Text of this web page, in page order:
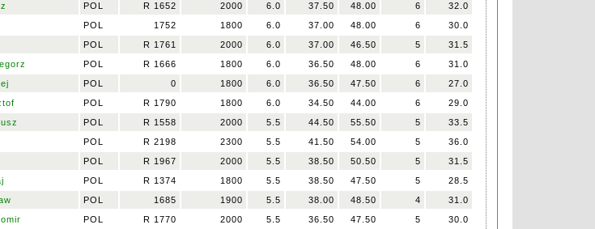
POL R 1652 2000 6.0 37.50 48.00 6
32.0
POL 1752 1800 6.0 37.00 48.00 6
30.0
POL R 1761 2000 6.0 37.00 46.50 5
31.5
POL R 1666 1800 6.0 36.50 48.00 6
31.0
POL 0 1800 6.0 36.50 47.50 6
27.0
POL R 1790 1800 6.0 34.50 44.00 6
29.0
POL R 1558 2000 5.5 44.50 55.50 5
33.5
POL R 2198 2300 5.5 41.50 54.00 5
36.0
POL R 1967 2000 5.5 38.50 50.50 5
31.5
POL R 1374 1800 5.5 38.50 47.50 5
28.5
POL 1685 1900 5.5 38.00 48.50 4
31.0
POL R 1770 2000 5.5 36.50 47.50 5
30.0